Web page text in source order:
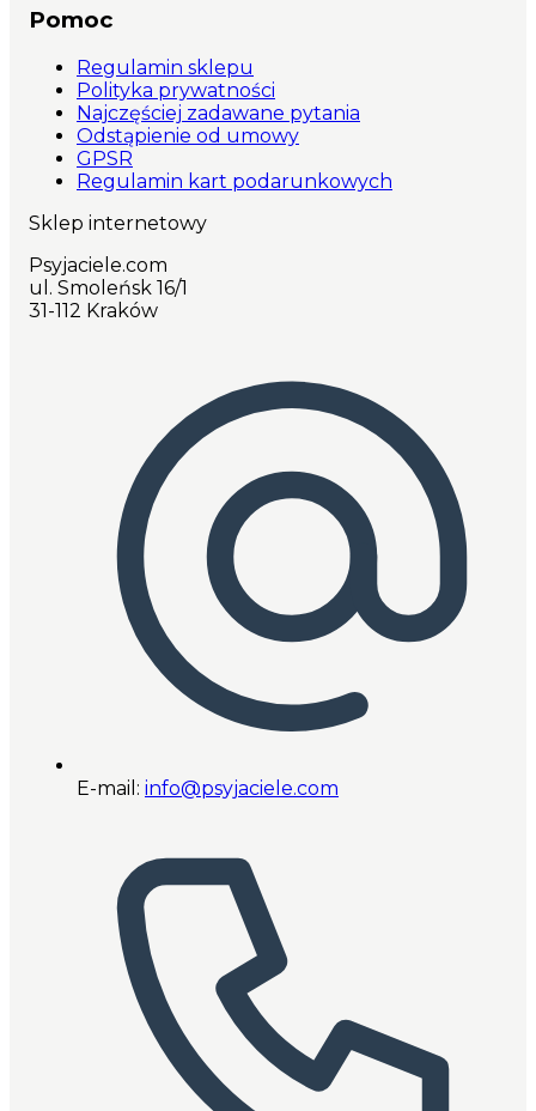
Pomoc
Regulamin sklepu
Polityka prywatności
Najczęściej zadawane pytania
Odstąpienie od umowy
GPSR
Regulamin kart podarunkowych
Sklep internetowy
Psyjaciele.com
ul. Smoleńsk 16/1
31-112 Kraków
E-mail: info@psyjaciele.com